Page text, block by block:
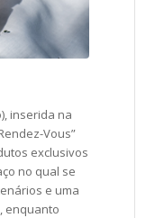
inserida na
Vous”
exclusivos
no qual se
e uma
enquanto